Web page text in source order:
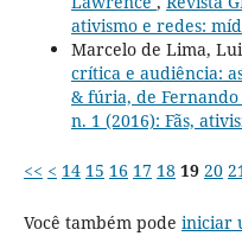
ativismo e redes:
Marcelo de Lima,
crítica e audiência:
& fúria, de
n. 1 (2016): Fãs,
<< < 14 15 16 17 18 19 20
Você também pode iniciar